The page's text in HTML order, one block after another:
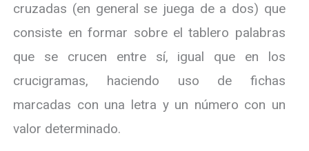
cruzadas (en general se juega de a dos) que
consiste en formar sobre el tablero palabras
que se crucen entre sí, igual que en los
crucigramas, haciendo uso de fichas
marcadas con una letra y un número con un
valor determinado.